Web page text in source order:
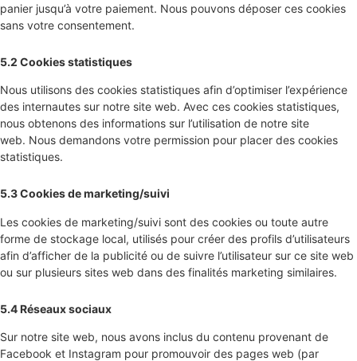
panier jusqu’à votre paiement. Nous pouvons déposer ces cookies
sans votre consentement.
5.2 Cookies statistiques
Nous utilisons des cookies statistiques afin d’optimiser l’expérience
des internautes sur notre site web. Avec ces cookies statistiques,
nous obtenons des informations sur l’utilisation de notre site
web. Nous demandons votre permission pour placer des cookies
statistiques.
5.3 Cookies de marketing/suivi
Les cookies de marketing/suivi sont des cookies ou toute autre
forme de stockage local, utilisés pour créer des profils d’utilisateurs
afin d’afficher de la publicité ou de suivre l’utilisateur sur ce site web
ou sur plusieurs sites web dans des finalités marketing similaires.
5.4 Réseaux sociaux
Sur notre site web, nous avons inclus du contenu provenant de
Facebook et Instagram pour promouvoir des pages web (par